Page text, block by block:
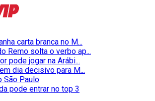
carta branca no M...
Remo solta o verbo ap...
pode jogar na Arábi...
dia decisivo para M...
São Paulo
pode entrar no top 3